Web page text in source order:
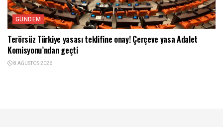
GÜNDEM
Terörsüz Türkiye yasası teklifine onay! Çerçeve yasa Adalet
Komisyonu’ndan geçti
8 AĞUSTOS 2026